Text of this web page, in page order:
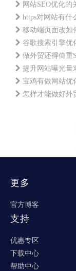
网站SEO优化
https对网站有什
移动端页面改如
谷歌搜索引擎优
做外贸还得倚重
提升网站曝光量
宝鸡有做网站优
怎样才能做好外
更多
官方博客
支持
优惠专区
下载中心
帮助中心